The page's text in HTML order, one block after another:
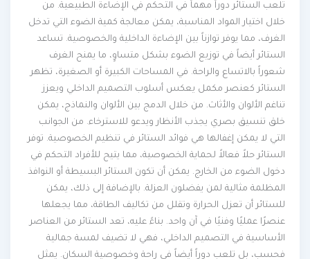
تلعب الستائر دوراً مهماً في التحكم في الإضاءة الطبيعية. من
خلال اختيار المواد المناسبة، يمكن معالجة كمية الضوء التي تدخل
الغرف، مما يوفر توازناً بين الإضاءة الداخلية والخصوصية. تساعد
الستائر أيضاً في توزيع الضوء بشكل متساوٍ، ما يمنح الغرف
شعوراً بالاتساع والراحة. في المساحات الكبيرة أو الصغيرة، تظهر
الستائر كعنصر مكمل يعكس أسلوب التصميم الداخلي ويعزز
تناغم الألوان والأثاث. من خلال الدمج بين الألوان والنماذج، يمكن
خلق تنسيق بصري يجذب الأنظار ويدعو للاسترخاء. من الجوانب
التي لا يمكن إغفالها هي فوائد الستائر في تنظيم الخصوصية. توفر
الستائر حلاً فعالاً لحماية الخصوصية، مما يتيح للأفراد التحكم في
دخول الضوء من الخارج. يمكن أن تكون الستائر البسيطة أو النوافذ
المظلمة مثالية لمن يفضلون العزلة. بالإضافة إلى ذلك، يمكن
للستائر أن تعزل الحرارة وتقلل من تكاليف الطاقة، مما يجعلها
عنصرًا عمليًا وفنيًا في آن واحد. بناءً عليه، تعد الستائر من العناصر
الأساسية في التصميم الداخلي، فهي لا تضيف لمسة جمالية
فحسب، بل تلعب دوراً أيضاً في راحة وخصوصية السكان. يمثل